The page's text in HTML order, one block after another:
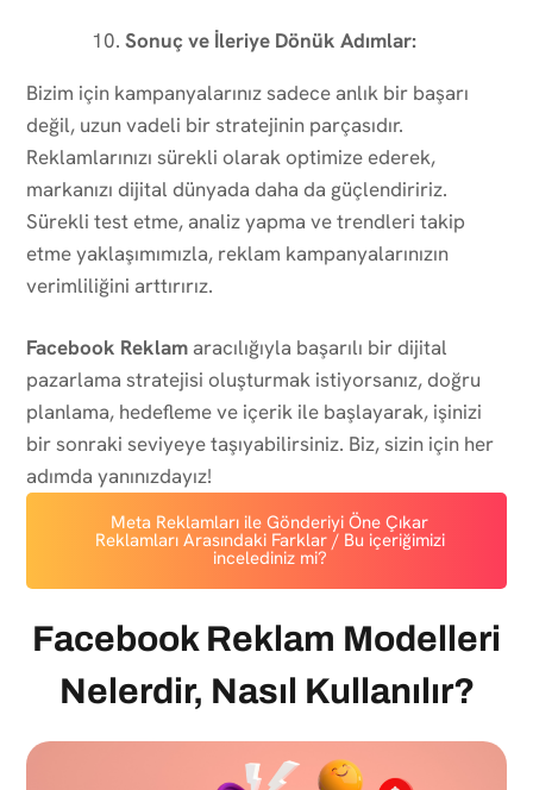
Sonuç ve İleriye Dönük Adımlar:
Bizim için kampanyalarınız sadece anlık bir başarı
değil, uzun vadeli bir stratejinin parçasıdır.
Reklamlarınızı sürekli olarak optimize ederek,
markanızı dijital dünyada daha da güçlendiririz.
Sürekli test etme, analiz yapma ve trendleri takip
etme yaklaşımımızla, reklam kampanyalarınızın
verimliliğini arttırırız.
Facebook Reklam aracılığıyla başarılı bir dijital
pazarlama stratejisi oluşturmak istiyorsanız, doğru
planlama, hedefleme ve içerik ile başlayarak, işinizi
bir sonraki seviyeye taşıyabilirsiniz. Biz, sizin için her
adımda yanınızdayız!
Meta Reklamları ile Gönderiyi Öne Çıkar
Reklamları Arasındaki Farklar / Bu içeriğimizi
incelediniz mi?
Facebook Reklam Modelleri
Nelerdir, Nasıl Kullanılır?